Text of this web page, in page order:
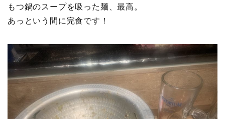
もつ鍋のスープを吸った麺、最高。
あっという間に完食です！